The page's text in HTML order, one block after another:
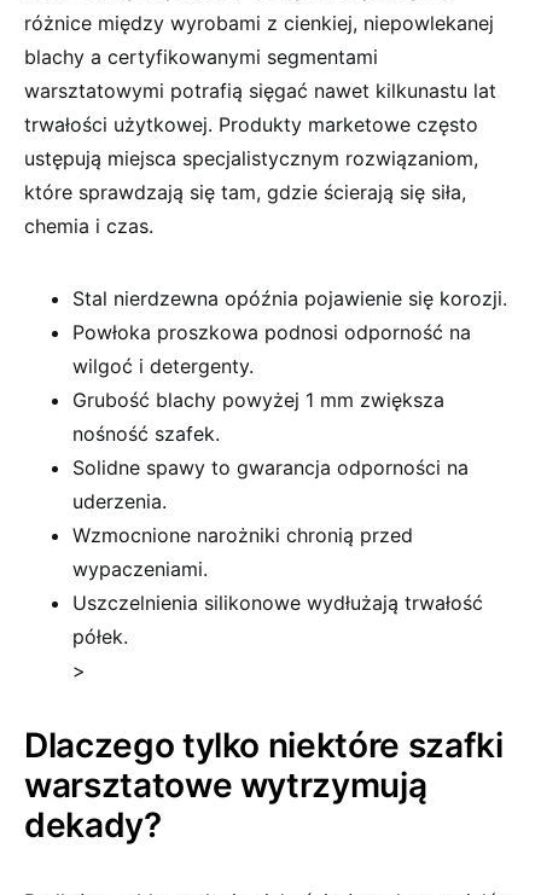
różnice między wyrobami z cienkiej, niepowlekanej
blachy a certyfikowanymi segmentami
warsztatowymi potrafią sięgać nawet kilkunastu lat
trwałości użytkowej. Produkty marketowe często
ustępują miejsca specjalistycznym rozwiązaniom,
które sprawdzają się tam, gdzie ścierają się siła,
chemia i czas.
Stal nierdzewna opóźnia pojawienie się korozji.
Powłoka proszkowa podnosi odporność na
wilgoć i detergenty.
Grubość blachy powyżej 1 mm zwiększa
nośność szafek.
Solidne spawy to gwarancja odporności na
uderzenia.
Wzmocnione narożniki chronią przed
wypaczeniami.
Uszczelnienia silikonowe wydłużają trwałość
półek.
>
Dlaczego tylko niektóre szafki
warsztatowe wytrzymują
dekady?